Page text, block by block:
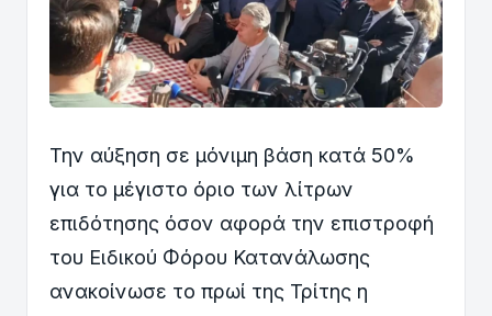
Την αύξηση σε μόνιμη βάση κατά 50%
για το μέγιστο όριο των λίτρων
επιδότησης όσον αφορά την επιστροφή
του Ειδικού Φόρου Κατανάλωσης
ανακοίνωσε το πρωί της Τρίτης η